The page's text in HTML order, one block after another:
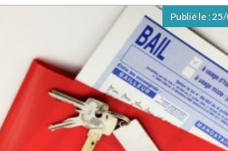
Publié le :25/